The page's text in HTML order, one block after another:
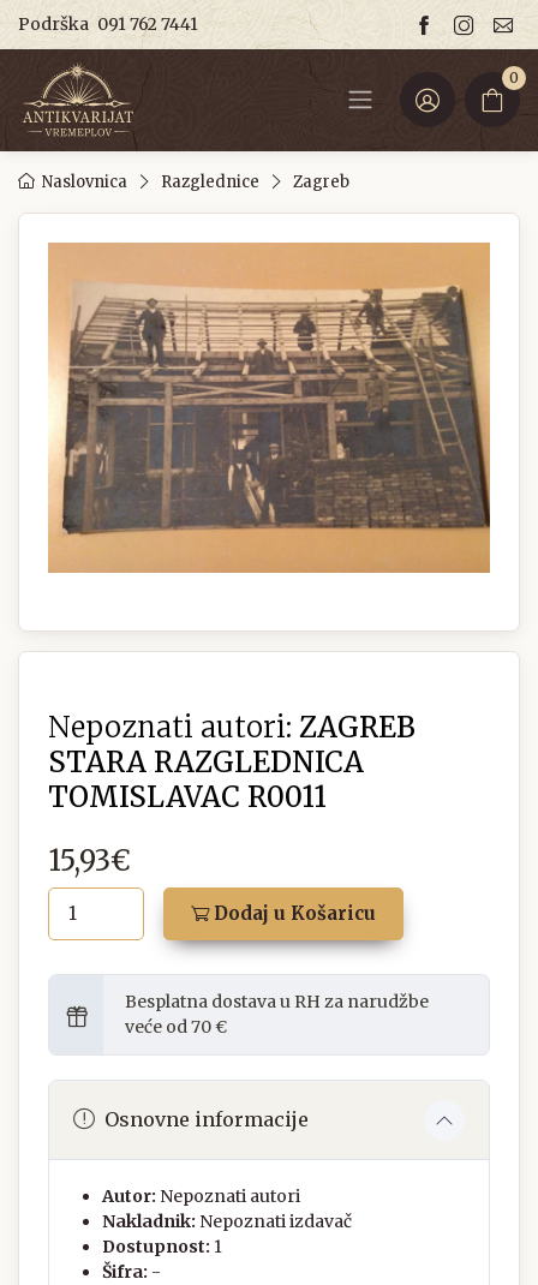
Podrška 091 762 7441
0
Naslovnica Razglednice Zagreb
Nepoznati autori: ZAGREB
STARA RAZGLEDNICA
TOMISLAVAC R0011
15,93€
Dodaj u Košaricu
Besplatna dostava u RH za narudžbe
veće od 70 €
Osnovne informacije
Autor: Nepoznati autori
Nakladnik: Nepoznati izdavač
Dostupnost: 1
Šifra: -